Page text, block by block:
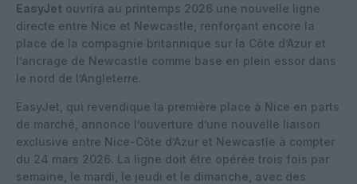
EasyJet ouvrira au printemps 2026 une nouvelle ligne
directe entre Nice et Newcastle, renforçant encore la
place de la compagnie britannique sur la Côte d’Azur et
l’ancrage de Newcastle comme base en plein essor dans
le nord de l’Angleterre.
EasyJet, qui revendique la première place à Nice en parts
de marché, annonce l’ouverture d’une nouvelle liaison
exclusive entre Nice-Côte d’Azur et Newcastle à compter
du 24 mars 2026. La ligne doit être opérée trois fois par
semaine, le mardi, le jeudi et le dimanche, avec des